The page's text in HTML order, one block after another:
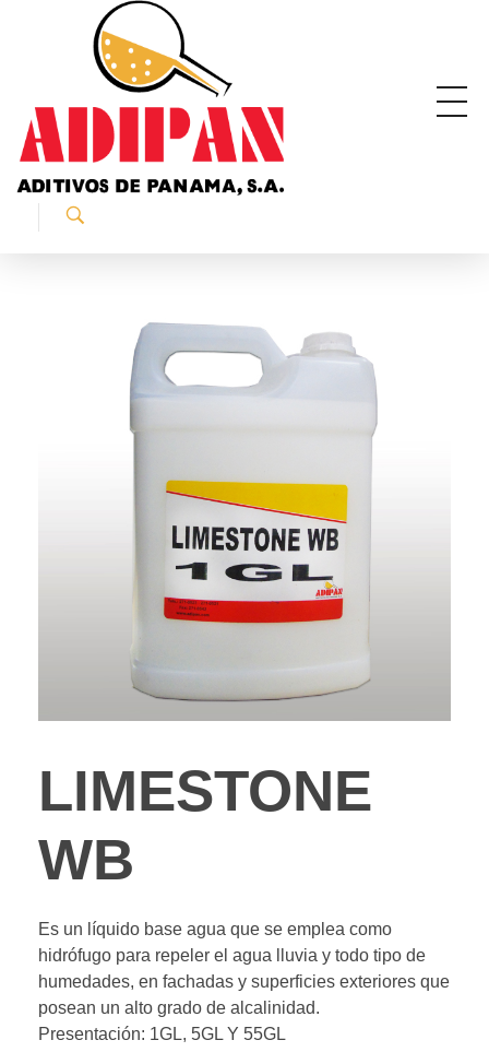
ADIPAN - Aditivos de Panamá S.A.
Productos especializados para la construcción.
LIMESTONE
WB
Es un líquido base agua que se emplea como
hidrófugo para repeler el agua lluvia y todo tipo de
humedades, en fachadas y superficies exteriores que
posean un alto grado de alcalinidad.
Presentación: 1GL, 5GL Y 55GL